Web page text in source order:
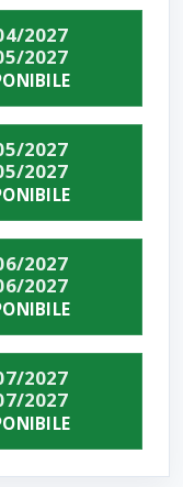
2027
2027
2027
2027
2027
2027
2027
2027